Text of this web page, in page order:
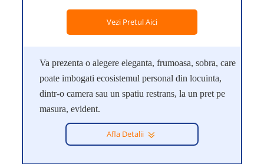
Vezi Pretul Aici
Va prezenta o alegere eleganta, frumoasa, sobra, care
poate imbogati ecosistemul personal din locuinta,
dintr-o camera sau un spatiu restrans, la un pret pe
masura, evident.
Afla Detalii